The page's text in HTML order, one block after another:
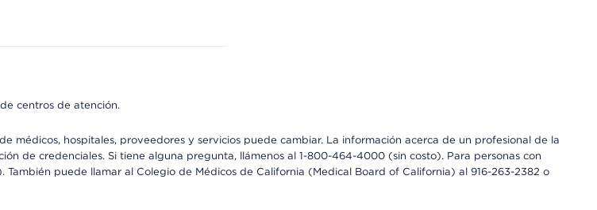
centros de atención.
hospitales, proveedores y servicios puede cambiar. La información acerca de un profesional de la
de credenciales. Si tiene alguna pregunta, llámenos al 1-800-464-4000 (sin costo). Para personas con
También puede llamar al Colegio de Médicos de California (Medical Board of California) al 916-263-2382 o